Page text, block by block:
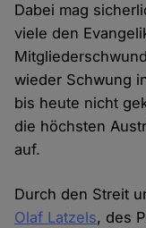
Dabei mag
viele den
wieder Schwung
bis heute nicht
die höchsten
auf.
Durch den Streit
Olaf Latzels, des